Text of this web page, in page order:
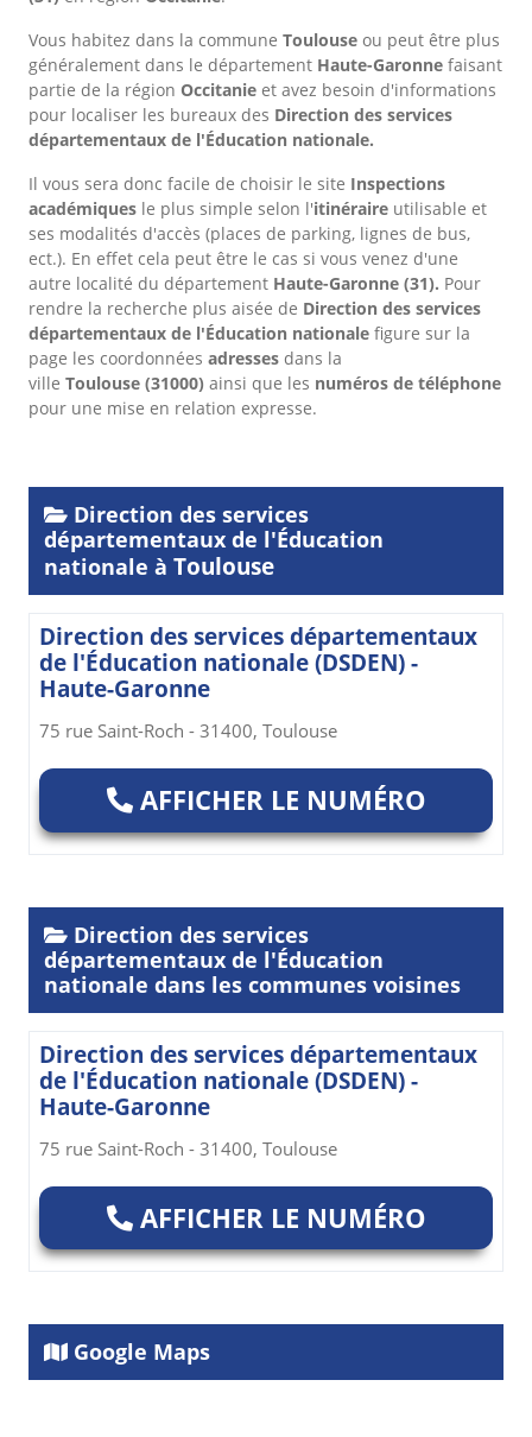
Vous habitez dans la commune Toulouse ou peut être plus
généralement dans le département Haute-Garonne faisant
partie de la région Occitanie et avez besoin d'informations
pour localiser les bureaux des Direction des services
départementaux de l'Éducation nationale.
Il vous sera donc facile de choisir le site Inspections
académiques le plus simple selon l'itinéraire utilisable et
ses modalités d'accès (places de parking, lignes de bus,
ect.). En effet cela peut être le cas si vous venez d'une
autre localité du département Haute-Garonne (31). Pour
rendre la recherche plus aisée de Direction des services
départementaux de l'Éducation nationale figure sur la
page les coordonnées adresses dans la
ville Toulouse (31000) ainsi que les numéros de téléphone
pour une mise en relation expresse.
Direction des services
départementaux de l'Éducation
nationale à Toulouse
Direction des services départementaux
de l'Éducation nationale (DSDEN) -
Haute-Garonne
75 rue Saint-Roch - 31400, Toulouse
AFFICHER LE NUMÉRO
Direction des services
départementaux de l'Éducation
nationale dans les communes voisines
Direction des services départementaux
de l'Éducation nationale (DSDEN) -
Haute-Garonne
75 rue Saint-Roch - 31400, Toulouse
AFFICHER LE NUMÉRO
Google Maps